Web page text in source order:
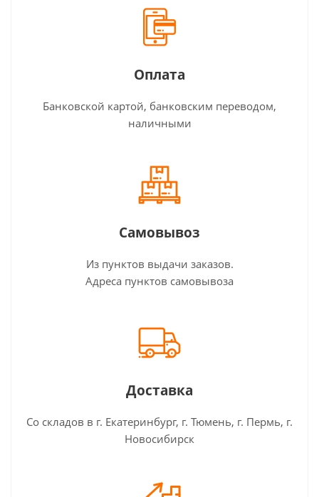
Оплата
Банковской картой, банковским переводом,
наличными
Самовывоз
Из пунктов выдачи заказов.
Адреса пунктов самовывоза
Доставка
Со складов в г. Екатеринбург, г. Тюмень, г. Пермь, г.
Новосибирск